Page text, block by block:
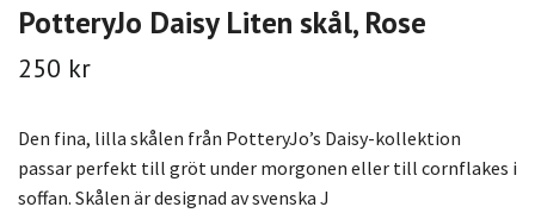
PotteryJo Daisy Liten skål, Rose
250 kr
Den fina, lilla skålen från PotteryJo’s Daisy-kollektion
passar perfekt till gröt under morgonen eller till cornflakes i
soffan. Skålen är designad av svenska J